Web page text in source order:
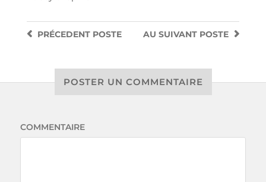
AU SUIVANT POSTE
PRÉCEDENTPOSTE
POSTER UN COMMENTAIRE
COMMENTAIRE